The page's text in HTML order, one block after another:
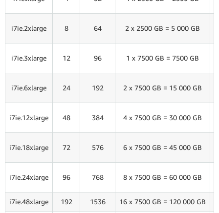
i7ie.2xlarge 8 64 2 x 2500 GB = 5 000 GB
i7ie.3xlarge 12 96 1 x 7500 GB = 7500 GB
i7ie.6xlarge 24 192 2 x 7500 GB = 15 000 GB
i7ie.12xlarge 48 384 4 x 7500 GB = 30 000 GB
i7ie.18xlarge 72 576 6 x 7500 GB = 45 000 GB
i7ie.24xlarge 96 768 8 x 7500 GB = 60 000 GB
i7ie.48xlarge 192 1536 16 x 7500 GB = 120 000 GB